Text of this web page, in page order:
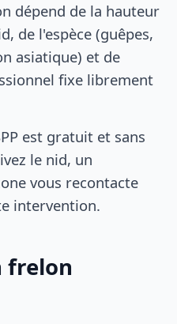
dépend de la hauteur
de l'espèce (guêpes,
asiatique) et de
fixe librement
est gratuit et sans
le nid, un
vous recontacte
intervention.
frelon